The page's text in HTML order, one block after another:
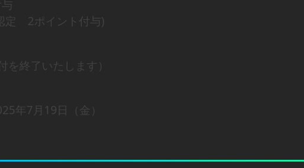
定 2ポイント付与)
終了いたします）
年7月19日（金）